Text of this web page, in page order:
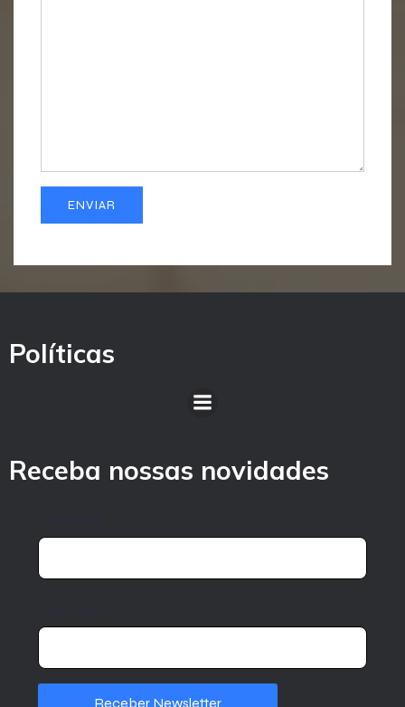
Políticas
Receba nossas novidades